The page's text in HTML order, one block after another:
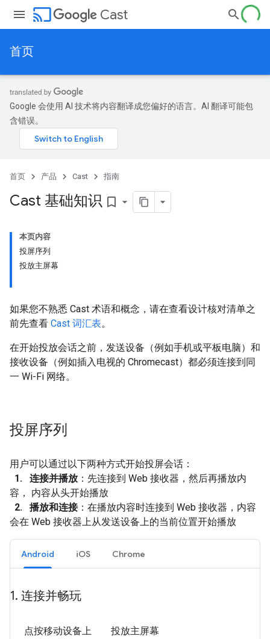
cast Cast
首页
Google 会使用 AI 技术将内容翻译成您偏好的语言。AI 翻译可能包
含错误。
首页 产品 Cast 指南
Cast 基础知识 bookmark_border
本页内容
投屏序列
投放主屏幕
如果您不熟悉 Cast 术语和概念，请在查看设计核对清单之
前先查看 Cast 词汇表。
在开始投放会话之前，发送设备（例如手机或平板电脑）和
接收设备（例如插入电视的 Chromecast）都必须连接到同
一 Wi-Fi 网络。
投屏序列
用户可以通过以下两种方式开始投屏会话：
1. 连接并播放 ：先连接到 Web 接收器，然后再播放内
容， 内容从头开始播放
2. 播放和连接：在播放内容时连接到 Web 接收器，内容
会在 Web 接收器上从发送设备上的当前位置开始播放
Android iOS Chrome
1. 连接并畅玩
点按移动设备上
投放主屏幕